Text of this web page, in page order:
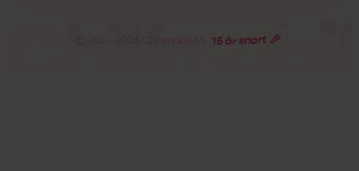
Chilimobil
15 år snart 🎉